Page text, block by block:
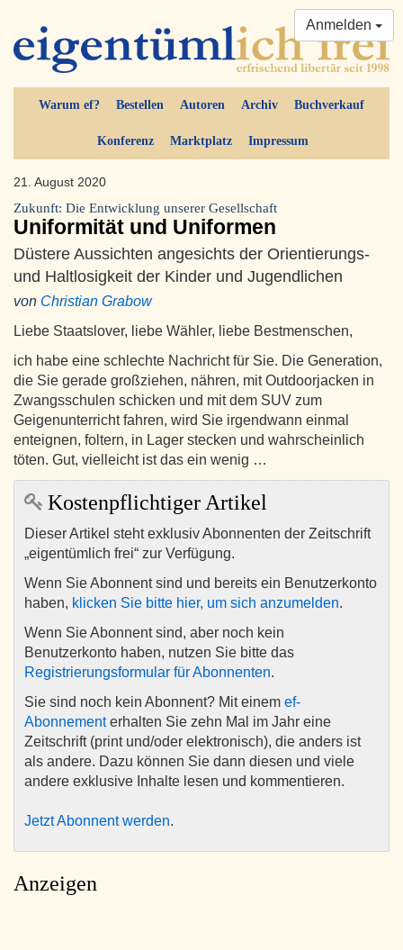
Warum ef? Bestellen Autoren Archiv Buchverkauf
Konferenz Marktplatz Impressum
Anmelden
21. August 2020
Zukunft: Die Entwicklung unserer Gesellschaft
Uniformität und Uniformen
Düstere Aussichten angesichts der Orientierungs-
und Haltlosigkeit der Kinder und Jugendlichen
von Christian Grabow
Liebe Staatslover, liebe Wähler, liebe Bestmenschen,
ich habe eine schlechte Nachricht für Sie. Die Generation,
die Sie gerade großziehen, nähren, mit Outdoorjacken in
Zwangsschulen schicken und mit dem SUV zum
Geigenunterricht fahren, wird Sie irgendwann einmal
enteignen, foltern, in Lager stecken und wahrscheinlich
töten. Gut, vielleicht ist das ein wenig …
Kostenpflichtiger Artikel
Dieser Artikel steht exklusiv Abonnenten der Zeitschrift
„eigentümlich frei“ zur Verfügung.
Wenn Sie Abonnent sind und bereits ein Benutzerkonto
haben, klicken Sie bitte hier, um sich anzumelden.
Wenn Sie Abonnent sind, aber noch kein
Benutzerkonto haben, nutzen Sie bitte das
Registrierungsformular für Abonnenten.
Sie sind noch kein Abonnent? Mit einem ef-
Abonnementerhalten Sie zehn Mal im Jahr eine
Zeitschrift (print und/oder elektronisch), die anders ist
als andere. Dazu können Sie dann diesen und viele
andere exklusive Inhalte lesen und kommentieren.
Jetzt Abonnent werden.
Anzeigen